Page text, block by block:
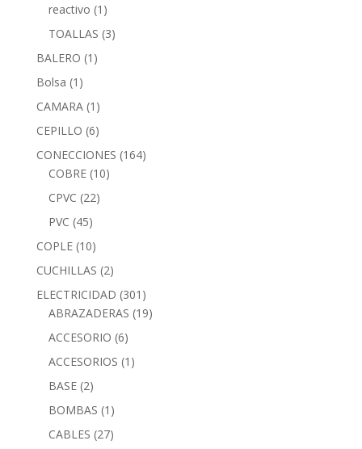
reactivo (1)
TOALLAS (3)
BALERO (1)
Bolsa (1)
CAMARA (1)
CEPILLO (6)
CONECCIONES (164)
COBRE (10)
CPVC (22)
PVC (45)
COPLE (10)
CUCHILLAS (2)
ELECTRICIDAD (301)
ABRAZADERAS (19)
ACCESORIO (6)
ACCESORIOS (1)
BASE (2)
BOMBAS (1)
CABLES (27)